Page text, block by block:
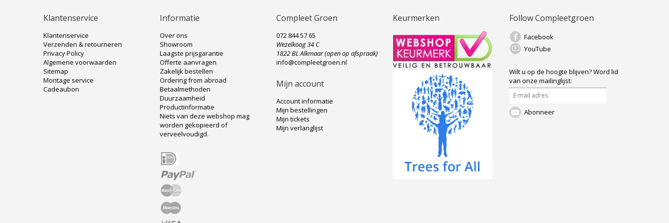
Klantenservice
Klantenservice
Verzenden & retourneren
Privacy Policy
Algemene voorwaarden
Sitemap
Montage service
Cadeaubon
Informatie
Over ons
Showroom
Laagste prijsgarantie
Offerte aanvragen
Zakelijk bestellen
Ordering from abroad
Betaalmethoden
Duurzaamheid
Productinformatie
Niets van deze webshop mag
worden gekopieerd of
verveelvoudigd.
Compleet Groen
072 844 57 65
Wezelkoog 34 C
1822 BL Alkmaar (open op afspraak)
info@compleetgroen.nl
Mijn account
Account informatie
Mijn bestellingen
Mijn tickets
Mijn verlanglijst
Keurmerken Follow Compleetgroen
Facebook
YouTube
Wilt u op de hoogte blijven?Word lid
van onze mailinglijst:
Abonneer